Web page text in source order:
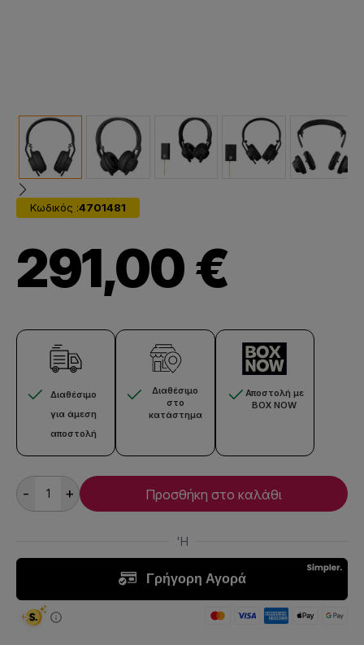
Κωδικός :4701481
291,00 €
Διαθέσιμο
για άμεση
αποστολή
Διαθέσιμο
στο
κατάστημα
Αποστολή με
BOX NOW
- + Προσθήκη στο καλάθι